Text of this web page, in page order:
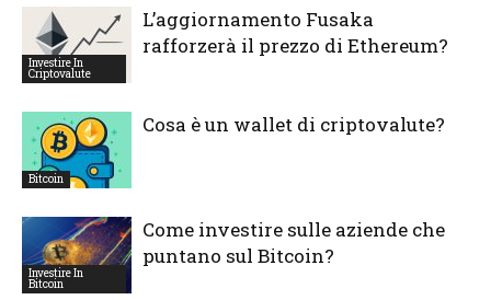
Investire In
Criptovalute
L’aggiornamento Fusaka
rafforzerà il prezzo di Ethereum?
Bitcoin
Cosa è un wallet di criptovalute?
Investire In
Bitcoin
Come investire sulle aziende che
puntano sul Bitcoin?